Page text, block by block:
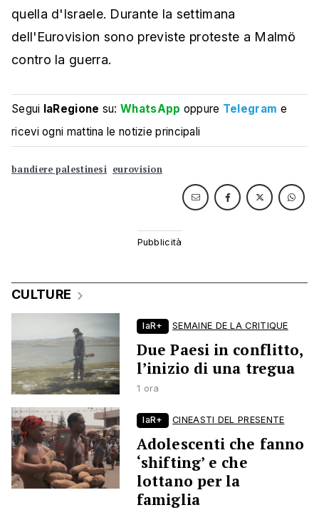
quella d'Israele. Durante la settimana
dell'Eurovision sono previste proteste a Malmö
contro la guerra.
Segui laRegione su:WhatsApp oppure Telegram e
ricevi ogni mattina le notizie principali
bandiere palestinesi eurovision
CULTURE
laR+ SEMAINE DE LA CRITIQUE
Due Paesi in conflitto,
l’inizio di una tregua
1 ora
laR+ CINEASTI DEL PRESENTE
Adolescenti che fanno
‘shifting’ e che
lottano per la
famiglia